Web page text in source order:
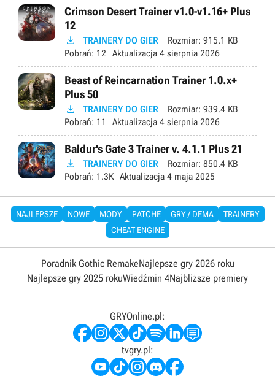
Crimson Desert Trainer v1.0-v1.16+ Plus
12
 TRAINERY DO GIER Rozmiar: 915.1 KB
Pobrań: 12 Aktualizacja 4 sierpnia 2026
Beast of Reincarnation Trainer 1.0.x+
Plus 50
 TRAINERY DO GIER Rozmiar: 939.4 KB
Pobrań: 11 Aktualizacja 4 sierpnia 2026
Baldur's Gate 3 Trainer v. 4.1.1 Plus 21
 TRAINERY DO GIER Rozmiar: 850.4 KB
Pobrań: 1.3K Aktualizacja 4 maja 2025
NAJLEPSZE NOWE MODY PATCHE GRY / DEMA
TRAINERY
CHEAT ENGINE
Poradnik Gothic RemakeNajlepsze gry 2026 roku
Najlepsze gry 2025 rokuWiedźmin 4Najbliższe premiery
GRYOnline.pl:
tvgry.pl: